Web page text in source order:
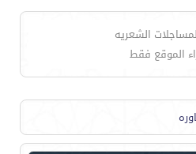
الشعريه
الموقع فقط